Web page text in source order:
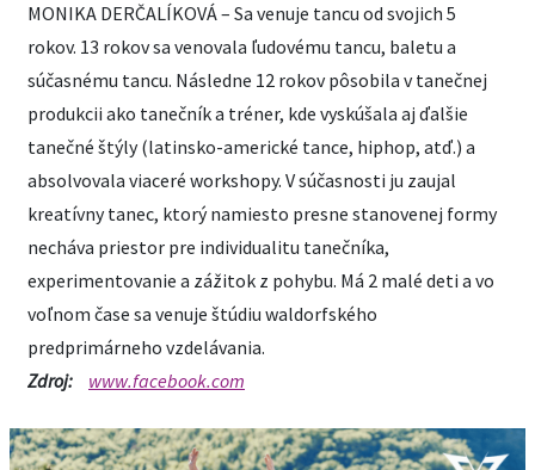
MONIKA DERČALÍKOVÁ – Sa venuje tancu od svojich 5
rokov. 13 rokov sa venovala ľudovému tancu, baletu a
súčasnému tancu. Následne 12 rokov pôsobila v tanečnej
produkcii ako tanečník a tréner, kde vyskúšala aj ďalšie
tanečné štýly (latinsko-americké tance, hiphop, atď.) a
absolvovala viaceré workshopy. V súčasnosti ju zaujal
kreatívny tanec, ktorý namiesto presne stanovenej formy
necháva priestor pre individualitu tanečníka,
experimentovanie a zážitok z pohybu. Má 2 malé deti a vo
voľnom čase sa venuje štúdiu waldorfského
predprimárneho vzdelávania.
Zdroj:
www.facebook.com